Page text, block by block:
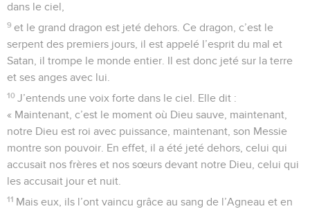
dans le ciel,
9 et le grand dragon est jeté dehors. Ce dragon, c’est le
serpent des premiers jours, il est appelé l’esprit du mal et
Satan, il trompe le monde entier. Il est donc jeté sur la terre
et ses anges avec lui.
10 J’entends une voix forte dans le ciel. Elle dit :
« Maintenant, c’est le moment où Dieu sauve, maintenant,
notre Dieu est roi avec puissance, maintenant, son Messie
montre son pouvoir. En effet, il a été jeté dehors, celui qui
accusait nos frères et nos sœurs devant notre Dieu, celui qui
les accusait jour et nuit.
11 Mais eux, ils l’ont vaincu grâce au sang de l’Agneau et en